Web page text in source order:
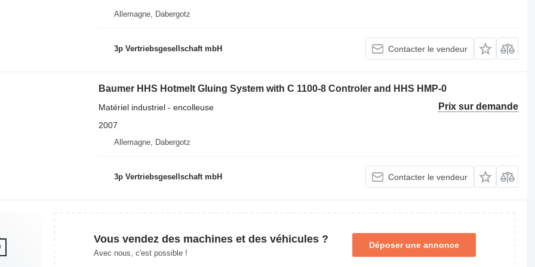
Allemagne, Dabergotz
3p Vertriebsgesellschaft mbH Contacter le vendeur
Baumer HHS Hotmelt Gluing System with C 1100-8 Controler and HHS HMP-0
Prix sur demande
Matériel industriel - encolleuse
2007
Allemagne, Dabergotz
3p Vertriebsgesellschaft mbH Contacter le vendeur
Vous vendez des machines et des véhicules ?
Avec nous, c'est possible !
Déposer une annonce